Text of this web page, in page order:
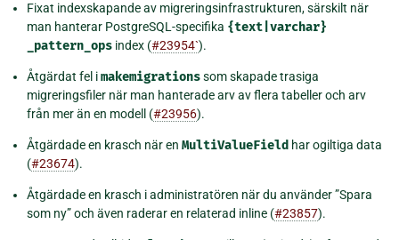
Fixat indexskapande av migreringsinfrastrukturen, särskilt när
man hanterar PostgreSQL-specifika {text|varchar}
_pattern_ops index (#23954`).
Åtgärdat fel imakemigrationssom skapade trasiga
migreringsfiler när man hanterade arv av flera tabeller och arv
från mer än en modell (#23956).
Åtgärdade en krasch när en MultiValueField har ogiltiga data
(#23674).
Åtgärdade en krasch i administratören när du använder ”Spara
som ny” och även raderar en relaterad inline (#23857).